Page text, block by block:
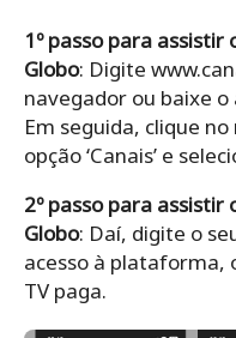
1º passo para assistir
Globo: Digite
navegador ou baixe o
Em seguida, clique
opção ‘Canais’ e
2º passo para assistir
Globo: Daí, digite o
acesso à plataforma,
TV paga.